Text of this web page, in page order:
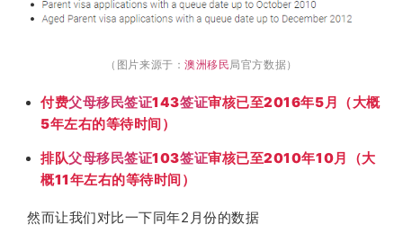
（图片来源于：澳洲移民 局官方数据）
付费父母移民签证143签证审核已至2016年5月（大概
5年左右的等待时间）
排队父母移民签证103签证审核已至2010年10月（大
概11年左右的等待时间）
然而让我们对比一下同年2月份的数据